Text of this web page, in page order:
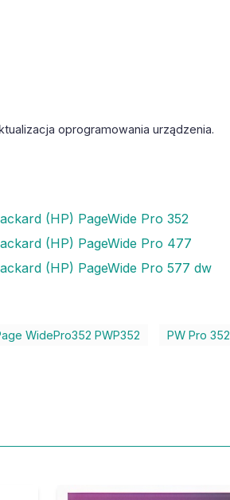
oprogramowania urządzenia.
(HP) PageWide Pro 352
(HP) PageWide Pro 477
(HP) PageWide Pro 577 dw
WidePro352 PWP352 PW Pro 352